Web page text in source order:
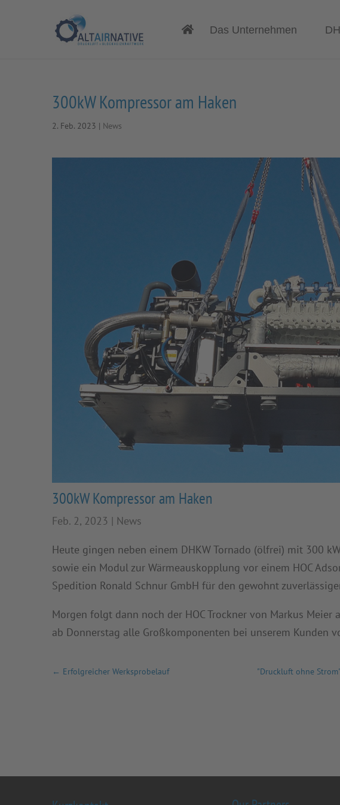
Das Unternehmen
300kW Kompressor am Haken
2. Feb. 2023 | News
300kW Kompressor am Haken
Feb. 2, 2023 | News
Heute gingen neben einem DHKW Tornado (ölfrei) mit 300
sowie ein Modul zur Wärmeauskopplung vor einem HOC
Spedition Ronald Schnur GmbH für den gewohnt
Morgen folgt dann noch der HOC Trockner von Markus Meier
ab Donnerstag alle Großkomponenten bei unserem Kunden
← Erfolgreicher Werksprobelauf "Druckluft ohne